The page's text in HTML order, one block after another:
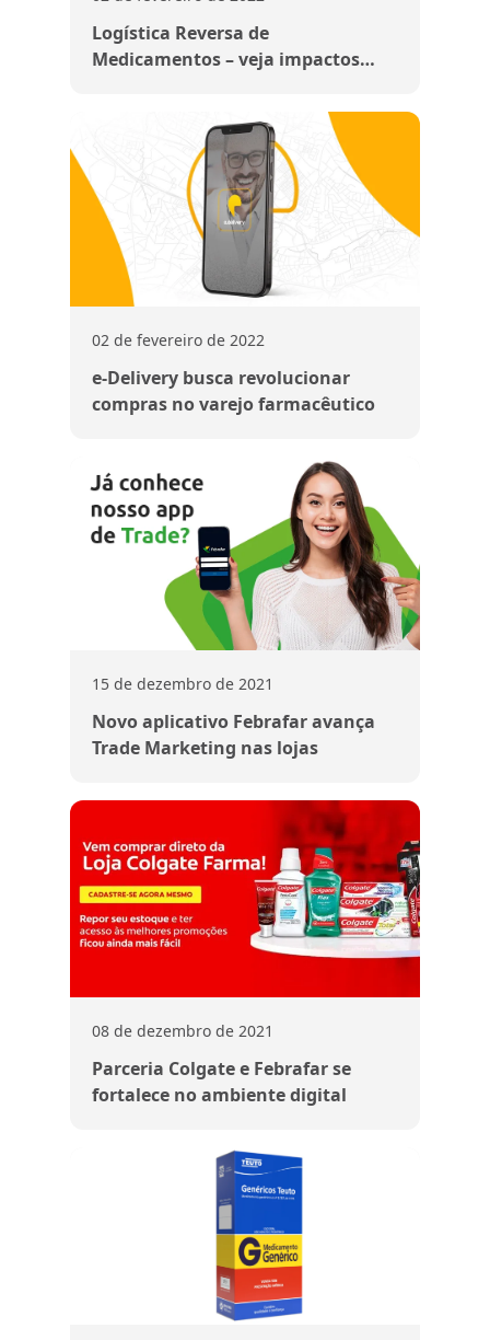
Logística Reversa de
Medicamentos – veja impactos
02 de fevereiro de 2022
e-Delivery busca revolucionar
compras no varejo farmacêutico
15 de dezembro de 2021
Novo aplicativo Febrafar avança
Trade Marketing nas lojas
08 de dezembro de 2021
Parceria Colgate e Febrafar se
fortalece no ambiente digital